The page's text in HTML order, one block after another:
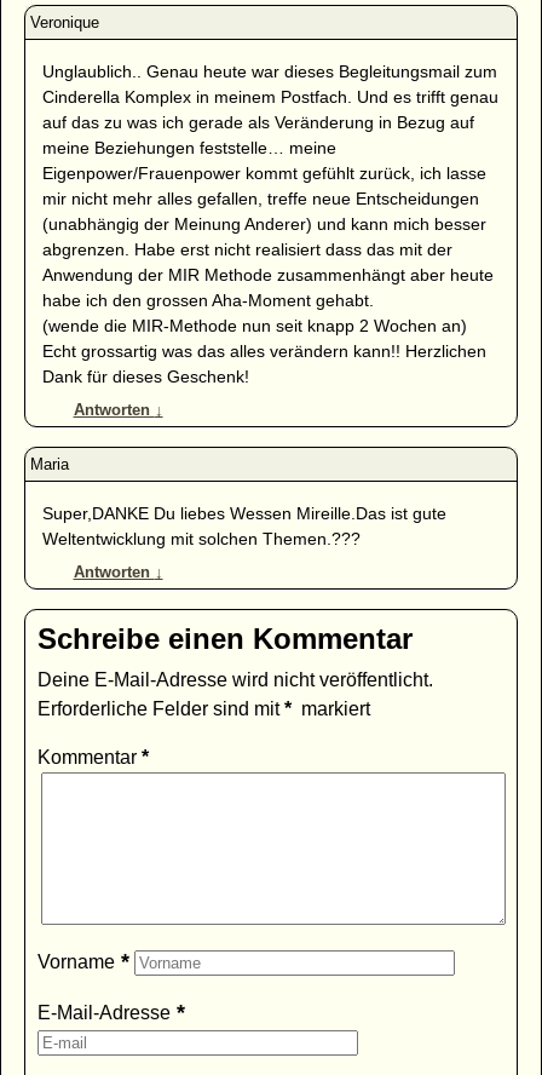
Unglaublich.. Genau heute war dieses Begleitungsmail zum
Cinderella Komplex in meinem Postfach. Und es trifft genau
auf das zu was ich gerade als Veränderung in Bezug auf
meine Beziehungen feststelle… meine
Eigenpower/Frauenpower kommt gefühlt zurück, ich lasse
mir nicht mehr alles gefallen, treffe neue Entscheidungen
(unabhängig der Meinung Anderer) und kann mich besser
abgrenzen. Habe erst nicht realisiert dass das mit der
Anwendung der MIR Methode zusammenhängt aber heute
habe ich den grossen Aha-Moment gehabt.
(wende die MIR-Methode nun seit knapp 2 Wochen an)
Echt grossartig was das alles verändern kann!! Herzlichen
Dank für dieses Geschenk!
Antworten ↓
Super,DANKE Du liebes Wessen Mireille.Das ist gute
Weltentwicklung mit solchen Themen.???
Antworten ↓
Schreibe einen Kommentar
Deine E-Mail-Adresse wird nicht veröffentlicht.
Erforderliche Felder sind mit* markiert
Kommentar *
Vorname *
E-Mail-Adresse *